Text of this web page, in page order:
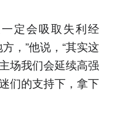
定会吸取失利经
，”他说，“其实这
场我们会延续高强
们的支持下，拿下